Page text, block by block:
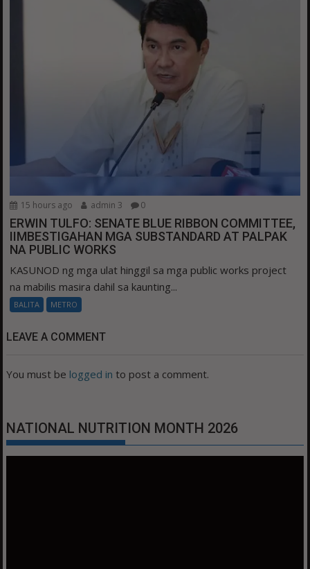
15 hours ago admin 3 0
ERWIN TULFO: SENATE BLUE RIBBON COMMITTEE,
IIMBESTIGAHAN MGA SUBSTANDARD AT PALPAK
NA PUBLIC WORKS
KASUNOD ng mga ulat hinggil sa mga public works project
na mabilis masira dahil sa kaunting...
BALITA METRO
LEAVE A COMMENT
You must be logged in to post a comment.
NATIONAL NUTRITION MONTH 2026